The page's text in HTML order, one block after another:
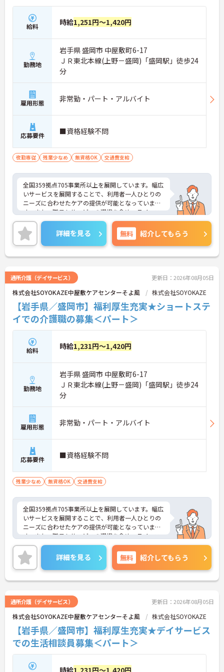
給料 時給1,251円～1,420円
勤務地
岩手県 盛岡市 中屋敷町6-17
ＪＲ東北本線(上野－盛岡)「盛岡駅」徒歩24
分
雇用形態 非常勤・パート・アルバイト
応募要件 ■資格経験不問
夜勤専従 残業少なめ 無資格OK 交通費支給
全国359拠点705事業所以上を展開しています。幅広
いサービスを展開することで、利用者一人ひとりの
ニーズに合わせたケアの提供が可能となっていま
す。また、職員もサービスの選択を含め、ライフス
タイルに合わせた働き方の選択肢が多くあります。
入社時研修はもちろん、サービス・職種ごとに研修
カリキュラムが整っており学び成長できる環境で
す。
ご興味のある方は面接対策ポイントなどお話致しま
詳細を見る 無料 紹介してもらう
通所介護（デイサービス） 更新日：2026年08月05日
株式会社SOYOKAZE中屋敷ケアセンターそよ風 株式会社SOYOKAZE
【岩手県／盛岡市】福利厚生充実★ショートステ
イでの介護職の募集＜パート＞
給料 時給1,231円～1,420円
勤務地
岩手県 盛岡市 中屋敷町6-17
ＪＲ東北本線(上野－盛岡)「盛岡駅」徒歩24
分
雇用形態 非常勤・パート・アルバイト
応募要件 ■資格経験不問
残業少なめ 無資格OK 交通費支給
全国359拠点705事業所以上を展開しています。幅広
いサービスを展開することで、利用者一人ひとりの
ニーズに合わせたケアの提供が可能となっていま
す。また、職員もサービスの選択を含め、ライフス
タイルに合わせた働き方の選択肢が多くあります。
入社時研修はもちろん、サービス・職種ごとに研修
カリキュラムが整っており学び成長できる環境で
す。
ご興味のある方は面接対策ポイントなどお話致しま
詳細を見る 無料 紹介してもらう
通所介護（デイサービス） 更新日：2026年08月05日
株式会社SOYOKAZE中屋敷ケアセンターそよ風 株式会社SOYOKAZE
【岩手県／盛岡市】福利厚生充実★デイサービス
での生活相談員募集＜パート＞
時給1,231円～1,420円